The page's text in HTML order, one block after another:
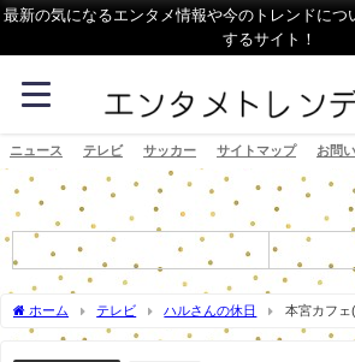
最新の気になるエンタメ情報や今のトレンドにつ
するサイト！
ニュース テレビ サッカー サイトマップ お問
ホーム テレビ ハルさんの休日
本宮カフェ
フェ)の場所(アクセス)やおすすめニューや口コミは？【